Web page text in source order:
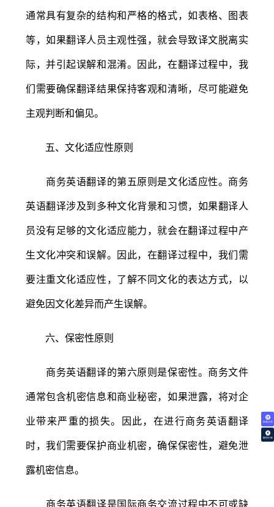
免费试译
翻译价格
通常具有复杂的结构和严格的格式，如表格、图表
等，如果翻译人员主观性强，就会导致译文脱离实
际，并引起误解和混淆。因此，在翻译过程中，我
们需要确保翻译结果保持客观和清晰，尽可能避免
主观判断和偏见。
五、文化适应性原则
商务英语翻译的第五原则是文化适应性。商务
英语翻译涉及到多种文化背景和习惯，如果翻译人
员没有足够的文化适应能力，就会在翻译过程中产
生文化冲突和误解。因此，在翻译过程中，我们需
要注重文化适应性，了解不同文化的表达方式，以
避免因文化差异而产生误解。
六、保密性原则
商务英语翻译的第六原则是保密性。商务文件
通常包含机密信息和商业秘密，如果泄露，将对企
业带来严重的损失。因此，在进行商务英语翻译
时，我们需要保护商业机密，确保保密性，避免泄
露机密信息。
商务英语翻译是国际商务交流过程中不可或缺